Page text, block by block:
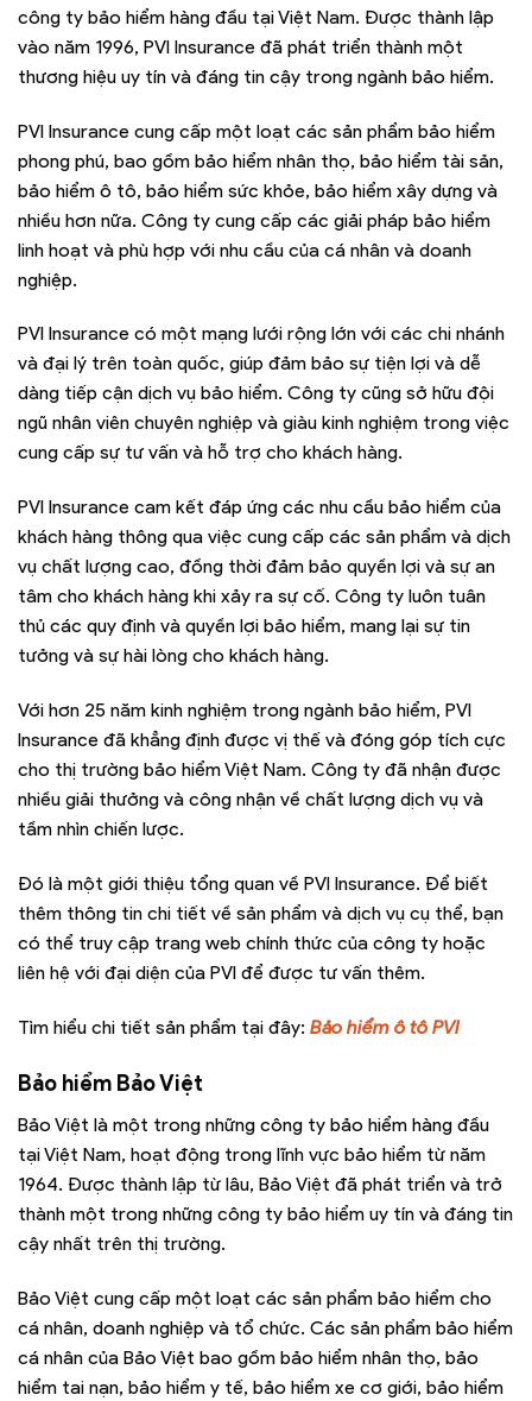
công ty bảo hiểm hàng đầu tại Việt Nam. Được thành lập
vào năm 1996, PVI Insurance đã phát triển thành một
thương hiệu uy tín và đáng tin cậy trong ngành bảo hiểm.
PVI Insurance cung cấp một loạt các sản phẩm bảo hiểm
phong phú, bao gồm bảo hiểm nhân thọ, bảo hiểm tài sản,
bảo hiểm ô tô, bảo hiểm sức khỏe, bảo hiểm xây dựng và
nhiều hơn nữa. Công ty cung cấp các giải pháp bảo hiểm
linh hoạt và phù hợp với nhu cầu của cá nhân và doanh
nghiệp.
PVI Insurance có một mạng lưới rộng lớn với các chi nhánh
và đại lý trên toàn quốc, giúp đảm bảo sự tiện lợi và dễ
dàng tiếp cận dịch vụ bảo hiểm. Công ty cũng sở hữu đội
ngũ nhân viên chuyên nghiệp và giàu kinh nghiệm trong việc
cung cấp sự tư vấn và hỗ trợ cho khách hàng.
PVI Insurance cam kết đáp ứng các nhu cầu bảo hiểm của
khách hàng thông qua việc cung cấp các sản phẩm và dịch
vụ chất lượng cao, đồng thời đảm bảo quyền lợi và sự an
tâm cho khách hàng khi xảy ra sự cố. Công ty luôn tuân
thủ các quy định và quyền lợi bảo hiểm, mang lại sự tin
tưởng và sự hài lòng cho khách hàng.
Với hơn 25 năm kinh nghiệm trong ngành bảo hiểm, PVI
Insurance đã khẳng định được vị thế và đóng góp tích cực
cho thị trường bảo hiểm Việt Nam. Công ty đã nhận được
nhiều giải thưởng và công nhận về chất lượng dịch vụ và
tầm nhìn chiến lược.
Đó là một giới thiệu tổng quan về PVI Insurance. Để biết
thêm thông tin chi tiết về sản phẩm và dịch vụ cụ thể, bạn
có thể truy cập trang web chính thức của công ty hoặc
liên hệ với đại diện của PVI để được tư vấn thêm.
Tìm hiểu chi tiết sản phẩm tại đây: Bảo hiểm ô tô PVI
Bảo hiểm Bảo Việt
Bảo Việt là một trong những công ty bảo hiểm hàng đầu
tại Việt Nam, hoạt động trong lĩnh vực bảo hiểm từ năm
1964. Được thành lập từ lâu, Bảo Việt đã phát triển và trở
thành một trong những công ty bảo hiểm uy tín và đáng tin
cậy nhất trên thị trường.
Bảo Việt cung cấp một loạt các sản phẩm bảo hiểm cho
cá nhân, doanh nghiệp và tổ chức. Các sản phẩm bảo hiểm
cá nhân của Bảo Việt bao gồm bảo hiểm nhân thọ, bảo
hiểm tai nạn, bảo hiểm y tế, bảo hiểm xe cơ giới, bảo hiểm